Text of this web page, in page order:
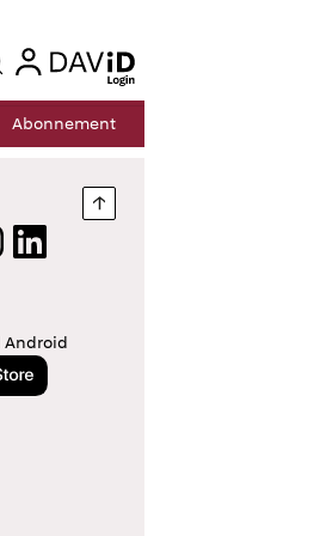
login
Abonnement
Nach oben springen
LinkedIn
Android
Store